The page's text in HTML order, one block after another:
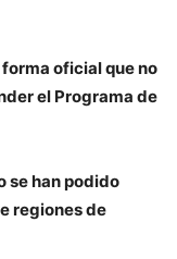
oficial que no
el Programa de
se han podido
regiones de